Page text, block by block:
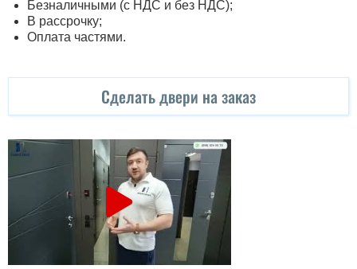
Безналичными (с НДС и без НДС);
В рассрочку;
Оплата частями.
Сделать двери на заказ